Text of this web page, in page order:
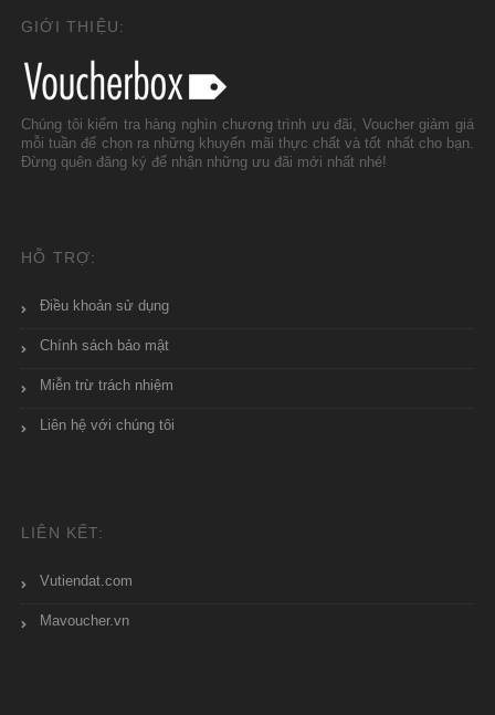
GIỚI THIỆU:
Chúng tôi kiểm tra hàng nghìn chương trình ưu đãi, Voucher giảm giá
mỗi tuần để chọn ra những khuyến mãi thực chất và tốt nhất cho bạn.
Đừng quên đăng ký để nhận những ưu đãi mới nhất nhé!
HỖ TRỢ:
Điều khoản sử dụng
Chính sách bảo mật
Miễn trừ trách nhiệm
Liên hệ với chúng tôi
LIÊN KẾT:
Vutiendat.com
Mavoucher.vn